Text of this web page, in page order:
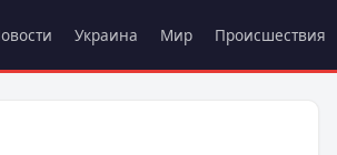
Украина Мир Происшествия